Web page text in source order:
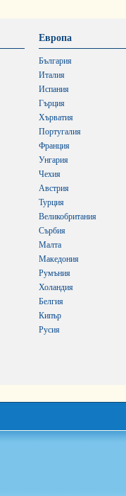
Европа
България
Италия
Испания
Гърция
Хърватия
Португалия
Франция
Унгария
Чехия
Австрия
Турция
Великобритания
Сърбия
Малта
Македония
Румъния
Холандия
Белгия
Кипър
Русия